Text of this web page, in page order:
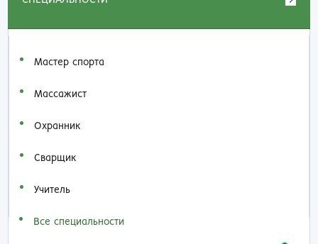
Мастер спорта
Массажист
Охранник
Сварщик
Учитель
Все специальности